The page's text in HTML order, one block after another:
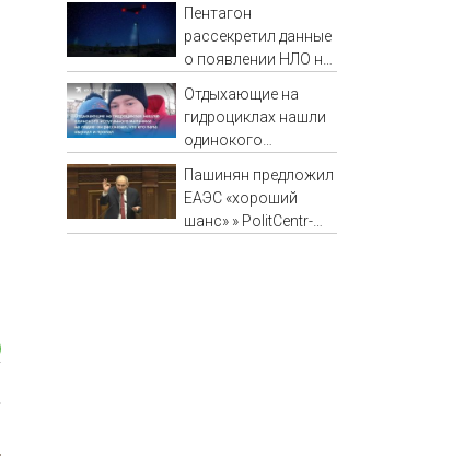
Пентагон
рассекретил данные
о появлении НЛО на
Отдыхающие на
гидроциклах нашли
одинокого
мальчика на лодке:
он рассказал, что
его папа нырнул и
Пашинян предложил
ЕАЭС «хороший
шанс» » PolitCentr-